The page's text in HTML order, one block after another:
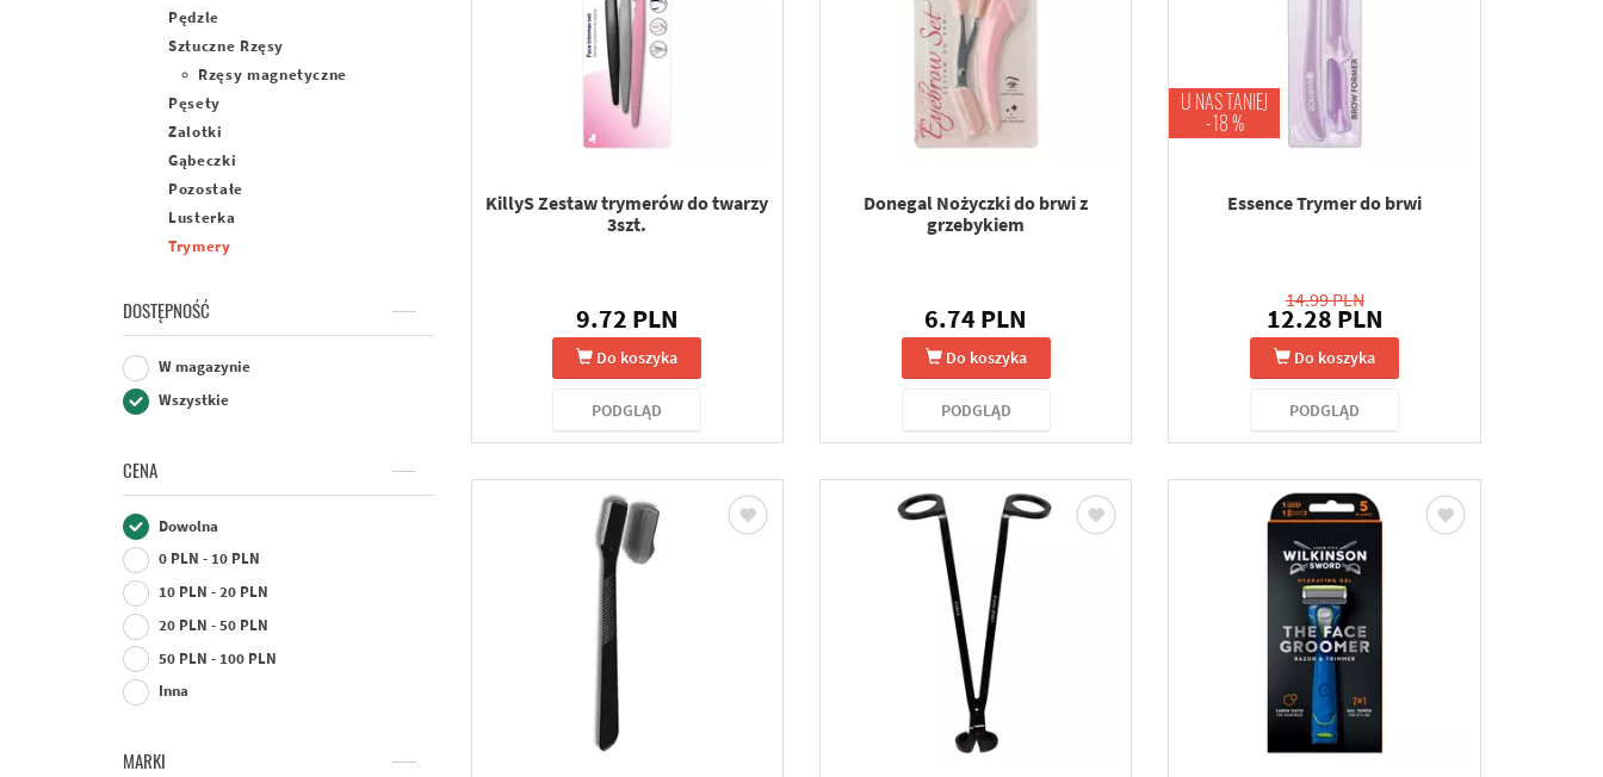
Pędzle
Sztuczne Rzęsy
Rzęsy magnetyczne
Pęsety
Zalotki
Gąbeczki
Pozostałe
Lusterka
Trymery
DOSTĘPNOŚĆ
W magazynie
Wszystkie
CENA
Dowolna
0 PLN - 10 PLN
10 PLN - 20 PLN
20 PLN - 50 PLN
50 PLN - 100 PLN
Inna
MARKI
KillyS Zestaw trymerów do twarzy
3szt.
9.72 PLN
Do koszyka
PODGLĄD
Donegal Nożyczki do brwi z
grzebykiem
6.74 PLN
Do koszyka
PODGLĄD
U NAS TANIEJ
-18 %
Essence Trymer do brwi
14.99 PLN
12.28 PLN
Do koszyka
PODGLĄD